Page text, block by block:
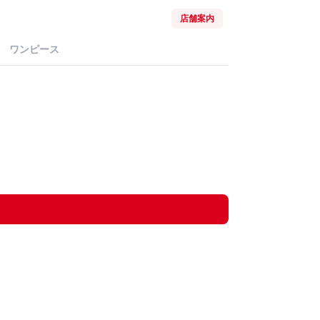
店舗案内
ワンピース